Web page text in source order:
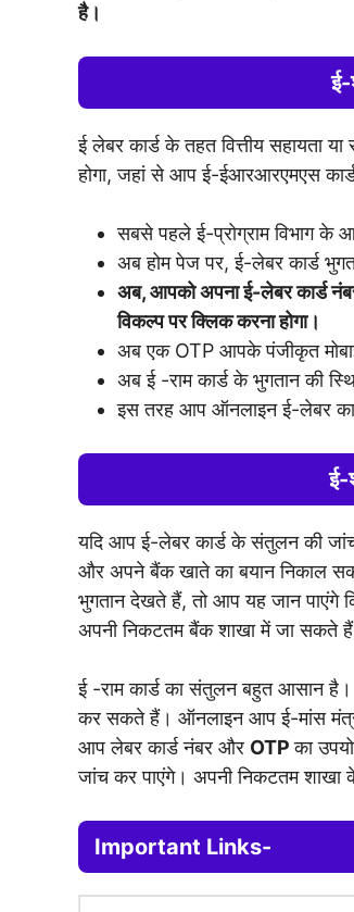
है।
ई लेबर कार्ड के तहत वित्तीय सहायता
होगा, जहां से आप ई-ईआरआरएमएस
सबसे पहले ई-प्रोग्राम विभाग के
अब होम पेज पर, ई-लेबर कार्ड
अब, आपको अपना ई-लेबर कार्ड
विकल्प पर क्लिक करना होगा।
अब एक OTP आपके पंजीकृत
अब ई -राम कार्ड के भुगतान की
इस तरह आप ऑनलाइन ई-लेबर
ई-
यदि आप ई-लेबर कार्ड के संतुलन की
और अपने बैंक खाते का बयान निकाल
भुगतान देखते हैं, तो आप यह जान पाएंगे
अपनी निकटतम बैंक शाखा में जा सकते
ई -राम कार्ड का संतुलन बहुत आसान
कर सकते हैं। ऑनलाइन आप ई-मांस
आप लेबर कार्ड नंबर और OTPका
जांच कर पाएंगे। अपनी निकटतम शाखा
Important Links-